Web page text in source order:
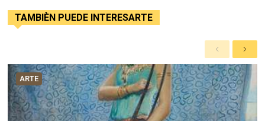
TAMBIÈN PUEDE INTERESARTE
A
n
t
e
r
i
o
S
i
g
u
i
e
n
ARTE